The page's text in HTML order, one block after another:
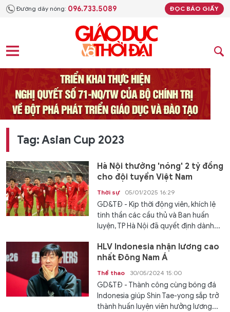
Đường dây nóng: 096.733.5089 ĐỌC BÁO GIẤY
Tag: Asian Cup 2023
Hà Nội thưởng 'nóng' 2 tỷ đồng
cho đội tuyển Việt Nam
Thời sự 05/01/2025 16:29
GD&TĐ - Kịp thời động viên, khích lệ
tinh thần các cầu thủ và Ban huấn
luyện, TP Hà Nội đã quyết định dành...
HLV Indonesia nhận lương cao
nhất Đông Nam Á
Thể thao 30/05/2024 15:00
GD&TĐ - Thành công cùng bóng đá
Indonesia giúp Shin Tae-yong sắp trở
thành huấn luyện viên hưởng lương...